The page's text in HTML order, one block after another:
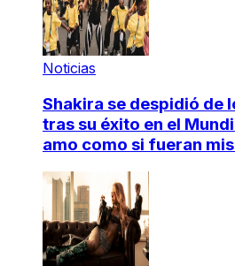
Noticias
Shakira se despidió de
tras su éxito en el
amo como si fueran